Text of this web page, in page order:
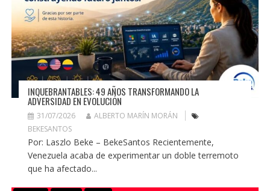
INQUEBRANTABLES: 49 AÑOS TRANSFORMANDO LA
ADVERSIDAD EN EVOLUCIÓN
31/07/2026
ALBERTO MARÍN MORÁN
BEKESANTOS
Por: Laszlo Beke – BekeSantos Recientemente,
Venezuela acaba de experimentar un doble terremoto
que ha afectado...